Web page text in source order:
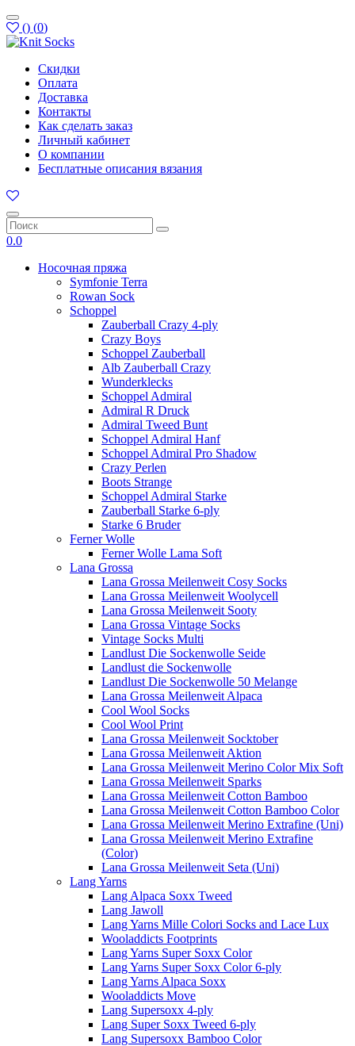
() (0)
Скидки
Оплата
Доставка
Контакты
Как сделать заказ
Личный кабинет
О компании
Бесплатные описания вязания
0.0
Носочная пряжа
Symfonie Terra
Rowan Sock
Schoppel
Zauberball Crazy 4-ply
Crazy Boys
Schoppel Zauberball
Alb Zauberball Crazy
Wunderklecks
Schoppel Admiral
Admiral R Druck
Admiral Tweed Bunt
Schoppel Admiral Hanf
Schoppel Admiral Pro Shadow
Crazy Perlen
Boots Strange
Schoppel Admiral Starke
Zauberball Starke 6-ply
Starke 6 Bruder
Ferner Wolle
Ferner Wolle Lama Soft
Lana Grossa
Lana Grossa Meilenweit Cosy Socks
Lana Grossa Meilenweit Woolycell
Lana Grossa Meilenweit Sooty
Lana Grossa Vintage Socks
Vintage Socks Multi
Landlust Die Sockenwolle Seide
Landlust die Sockenwolle
Landlust Die Sockenwolle 50 Melange
Lana Grossa Meilenweit Alpaca
Cool Wool Socks
Cool Wool Print
Lana Grossa Meilenweit Socktober
Lana Grossa Meilenweit Aktion
Lana Grossa Meilenweit Merino Color Mix Soft
Lana Grossa Meilenweit Sparks
Lana Grossa Meilenweit Cotton Bamboo
Lana Grossa Meilenweit Cotton Bamboo Color
Lana Grossa Meilenweit Merino Extrafine (Uni)
Lana Grossa Meilenweit Merino Extrafine
(Color)
Lana Grossa Meilenweit Seta (Uni)
Lang Yarns
Lang Alpaca Soxx Tweed
Lang Jawoll
Lang Yarns Mille Colori Socks and Lace Lux
Wooladdicts Footprints
Lang Yarns Super Soxx Color
Lang Yarns Super Soxx Color 6-ply
Lang Yarns Alpaca Soxx
Wooladdicts Move
Lang Supersoxx 4-ply
Lang Super Soxx Tweed 6-ply
Lang Supersoxx Bamboo Color